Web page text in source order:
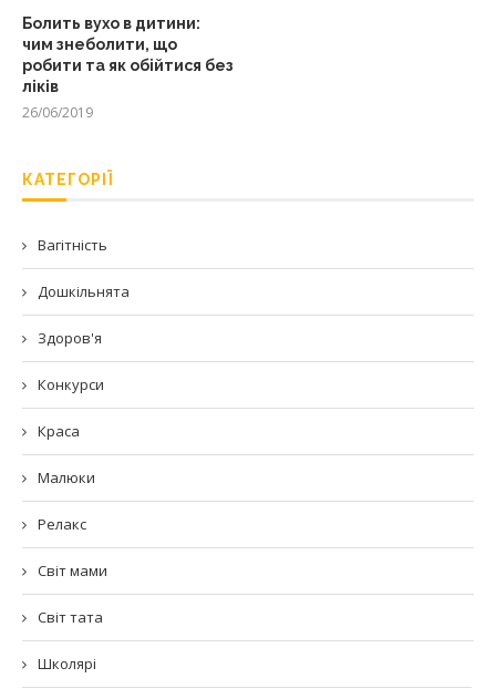
Болить вухо в дитини:
чим знеболити, що
робити та як обійтися без
ліків
26/06/2019
КАТЕГОРІЇ
Вагітність
Дошкільнята
Здоров'я
Конкурси
Краса
Малюки
Релакс
Світ мами
Світ тата
Школярі